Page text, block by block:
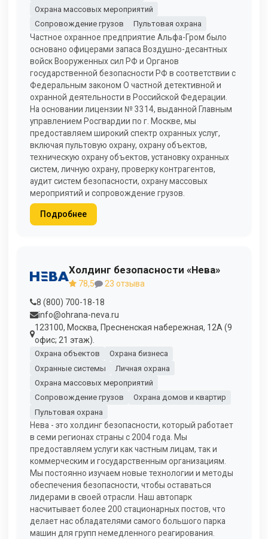
Охрана массовых мероприятий
Сопровождение грузов
Пультовая охрана
Частное охранное предприятие Альфа-Гром было
основано офицерами запаса Воздушно-десантных
войск Вооруженных сил РФ и Органов
государственной безопасности РФ в соответствии с
Федеральным законом О частной детективной и
охранной деятельности в Российской Федерации.
На основании лицензии № 3314, выданной Главным
управлением Росгвардии по г. Москве, мы
предоставляем широкий спектр охранных услуг,
включая пультовую охрану, охрану объектов,
техническую охрану объектов, установку охранных
систем, личную охрану, проверку контрагентов,
аудит систем безопасности, охрану массовых
мероприятий и сопровождение грузов.
Подробнее
Холдинг безопасности «Нева»
78,5
23 отзыва
8 (800) 700-18-18
info@ohrana-neva.ru
123100, Москва, Пресненская набережная, 12А (9
офис; 21 этаж).
Охрана объектов
Охрана бизнеса
Охранные системы
Личная охрана
Охрана массовых мероприятий
Сопровождение грузов
Охрана домов и квартир
Пультовая охрана
Нева - это холдинг безопасности, который работает
в семи регионах страны с 2004 года. Мы
предоставляем услуги как частным лицам, так и
коммерческим и государственным организациям.
Мы постоянно изучаем новые технологии и методы
обеспечения безопасности, чтобы оставаться
лидерами в своей отрасли. Наш автопарк
насчитывает более 200 стационарных постов, что
делает нас обладателями самого большого парка
машин для групп немедленного реагирования.